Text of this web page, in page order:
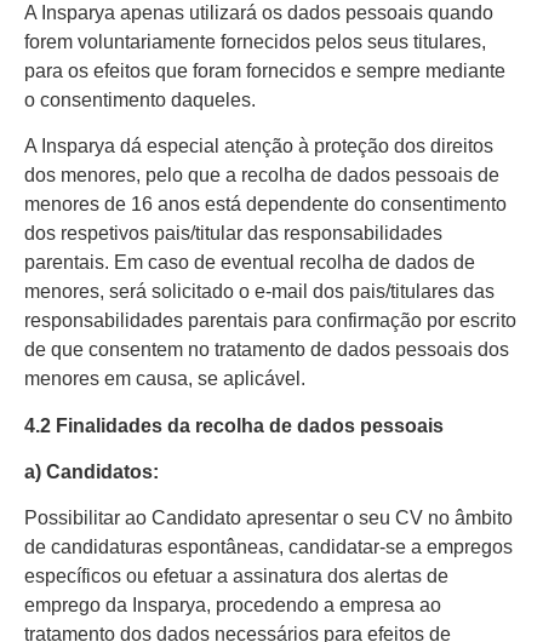
A Insparya apenas utilizará os dados pessoais quando
forem voluntariamente fornecidos pelos seus titulares,
para os efeitos que foram fornecidos e sempre mediante
o consentimento daqueles.
A Insparya dá especial atenção à proteção dos direitos
dos menores, pelo que a recolha de dados pessoais de
menores de 16 anos está dependente do consentimento
dos respetivos pais/titular das responsabilidades
parentais. Em caso de eventual recolha de dados de
menores, será solicitado o e-mail dos pais/titulares das
responsabilidades parentais para confirmação por escrito
de que consentem no tratamento de dados pessoais dos
menores em causa, se aplicável.
4.2 Finalidades da recolha de dados pessoais
a) Candidatos:
Possibilitar ao Candidato apresentar o seu CV no âmbito
de candidaturas espontâneas, candidatar-se a empregos
específicos ou efetuar a assinatura dos alertas de
emprego da Insparya, procedendo a empresa ao
tratamento dos dados necessários para efeitos de